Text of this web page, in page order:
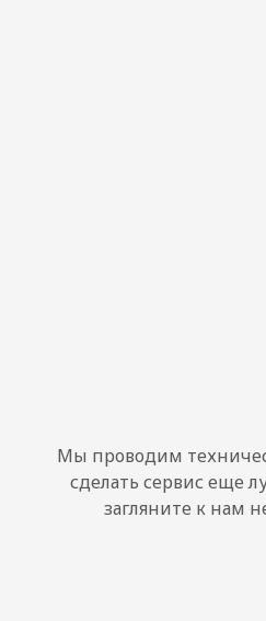
Мы проводим
сделать сервис еще
загляните к нам